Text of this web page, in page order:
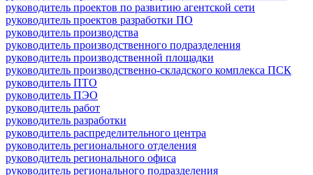
руководитель проектов по развитию агентской сети
руководитель проектов разработки ПО
руководитель производства
руководитель производственного подразделения
руководитель производственной площадки
руководитель производственно-складского комплекса ПСК
руководитель ПТО
руководитель ПЭО
руководитель работ
руководитель разработки
руководитель распределительного центра
руководитель регионального отделения
руководитель регионального офиса
руководитель регионального подразделения